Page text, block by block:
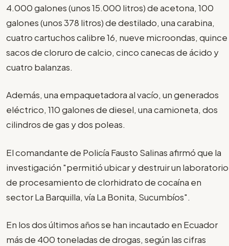
4.000 galones (unos 15.000 litros) de acetona, 100
galones (unos 378 litros) de destilado, una carabina,
cuatro cartuchos calibre 16, nueve microondas, quince
sacos de cloruro de calcio, cinco canecas de ácido y
cuatro balanzas.
Además, una empaquetadora al vacío, un generados
eléctrico, 110 galones de diesel, una camioneta, dos
cilindros de gas y dos poleas.
El comandante de Policía Fausto Salinas afirmó que la
investigación "permitió ubicar y destruir un laboratorio
de procesamiento de clorhidrato de cocaína en
sector La Barquilla, vía La Bonita, Sucumbíos".
En los dos últimos años se han incautado en Ecuador
más de 400 toneladas de drogas, según las cifras